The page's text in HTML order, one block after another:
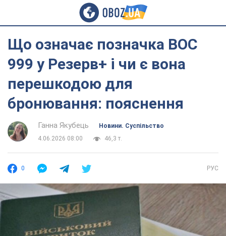
Що означає позначка ВОС
999 у Резерв+ і чи є вона
перешкодою для
бронювання: пояснення
Ганна Якубець
Новини. Суспільство
4.06.2026 08:00
46,3 т.
0 РУС